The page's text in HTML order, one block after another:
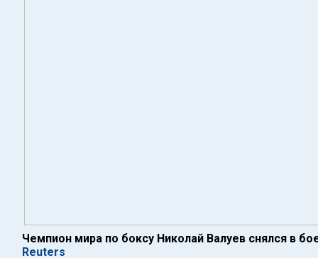
Чемпион мира по боксу Николай Валуев снялся в
Reuters